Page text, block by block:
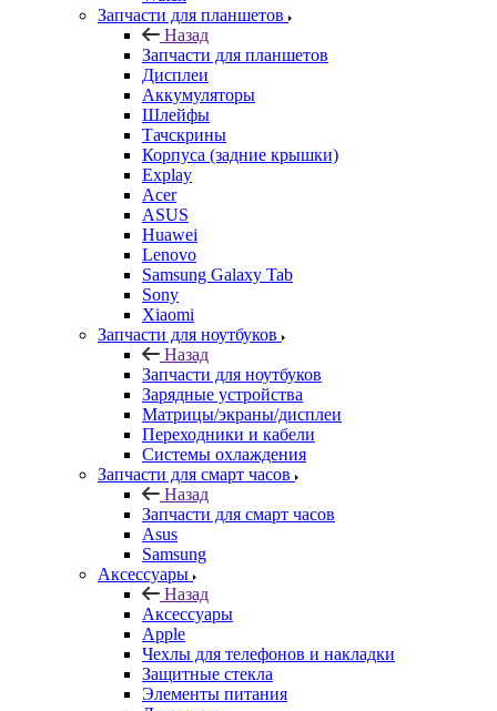
Запчасти для планшетов
Назад
Запчасти для планшетов
Дисплеи
Аккумуляторы
Шлейфы
Тачскрины
Корпуса (задние крышки)
Explay
Acer
ASUS
Huawei
Lenovo
Samsung Galaxy Tab
Sony
Xiaomi
Запчасти для ноутбуков
Назад
Запчасти для ноутбуков
Зарядные устройства
Матрицы/экраны/дисплеи
Переходники и кабели
Системы охлаждения
Запчасти для смарт часов
Назад
Запчасти для смарт часов
Asus
Samsung
Аксессуары
Назад
Аксессуары
Apple
Чехлы для телефонов и накладки
Защитные стекла
Элементы питания